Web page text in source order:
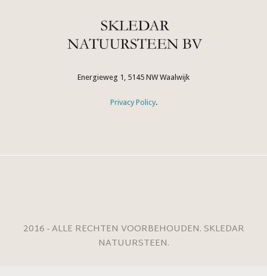
Energieweg 1, 5145 NW Waalwijk
Privacy Policy.
2016 - ALLE RECHTEN VOORBEHOUDEN. SKLEDAR
NATUURSTEEN.